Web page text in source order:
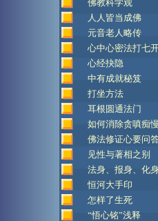
佛教科学观
人人皆当成佛
元音老人略传
心中心密法打七
心经抉隐
中有成就秘笈
打坐方法
耳根圆通法门
如何消除贪嗔痴
佛法修证心要问
见性与著相之别
法身、报身、化
恒河大手印
怎样了生死
“悟心铭”浅释